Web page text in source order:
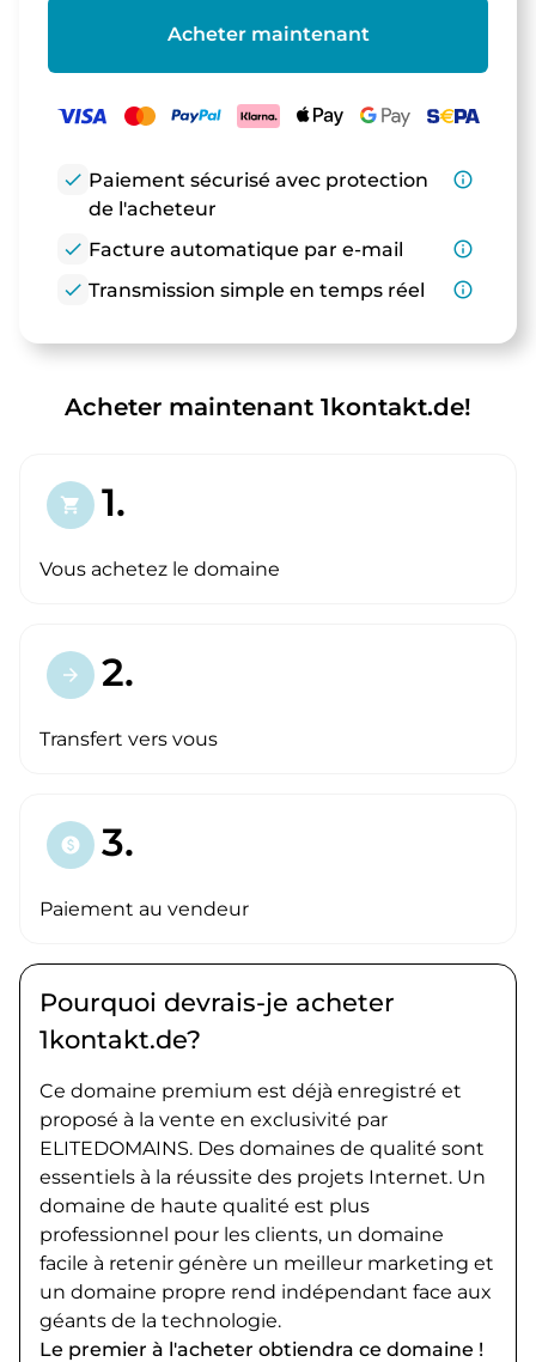
Acheter maintenant
check Paiement sécurisé avec protection
de l'acheteur
info_outline
check Facture automatique par e-mail
info_outline
check Transmission simple en temps réel info_outline
Acheter maintenant 1kontakt.de!
shopping_cart 1.
Vous achetez le domaine
arrow_forward 2.
Transfert vers vous
paid 3.
Paiement au vendeur
Pourquoi devrais-je acheter
1kontakt.de?
Ce domaine premium est déjà enregistré et
proposé à la vente en exclusivité par
ELITEDOMAINS. Des domaines de qualité sont
essentiels à la réussite des projets Internet. Un
domaine de haute qualité est plus
professionnel pour les clients, un domaine
facile à retenir génère un meilleur marketing et
un domaine propre rend indépendant face aux
géants de la technologie.
Le premier à l'acheter obtiendra ce domaine !